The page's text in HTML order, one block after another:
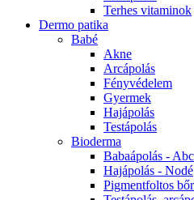
Terhes vitaminok
Dermo patika
Babé
Akne
Arcápolás
Fényvédelem
Gyermek
Hajápolás
Testápolás
Bioderma
Babaápolás -
Hajápolás - Nodé
Pigmentfoltos